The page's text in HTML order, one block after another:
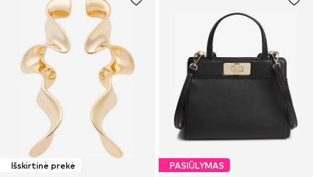
Išskirtinė prekė PASIŪLYMAS